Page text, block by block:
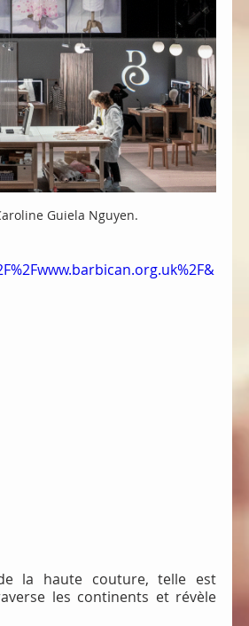
Guiela Nguyen.
la haute couture, telle est
les continents et révèle